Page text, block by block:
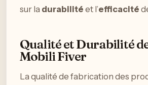
sur la durabilité et l’efficacité
Qualité et Durabilité
Mobili Fiver
La qualité de fabrication des